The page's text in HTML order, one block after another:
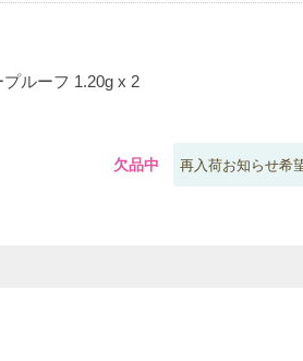
ルーフ 1.20g x 2
欠品中 再入荷お知らせ希